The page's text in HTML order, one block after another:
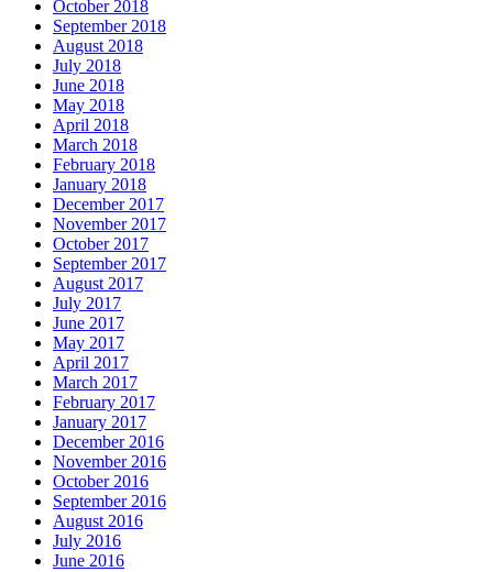
October 2018
September 2018
August 2018
July 2018
June 2018
May 2018
April 2018
March 2018
February 2018
January 2018
December 2017
November 2017
October 2017
September 2017
August 2017
July 2017
June 2017
May 2017
April 2017
March 2017
February 2017
January 2017
December 2016
November 2016
October 2016
September 2016
August 2016
July 2016
June 2016